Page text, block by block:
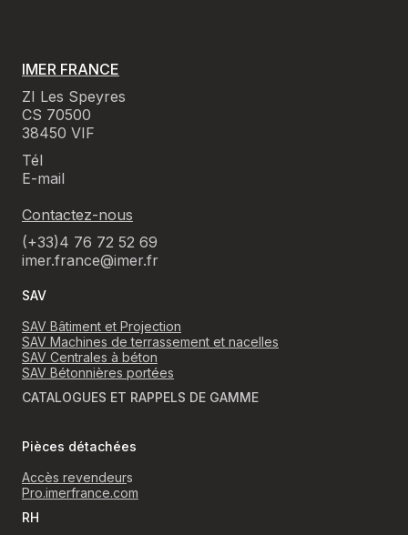
IMER FRANCE
ZI Les Speyres
CS 70500
38450 VIF
Tél
E-mail
Contactez-nous
(+33)4 76 72 52 69
imer.france@imer.fr
SAV
SAV Bâtiment et Projection
SAV Machines de terrassement et nacelles
SAV Centrales à béton
SAV Bétonnières portées
CATALOGUES ET RAPPELS DE GAMME
Pièces détachées
Accès revendeurs
Pro.imerfrance.com
RH